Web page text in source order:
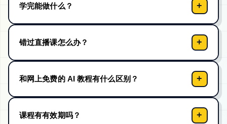
学完能做什么？ +
错过直播课怎么办？ +
和网上免费的 AI 教程有什么区别？ +
课程有有效期吗？ +